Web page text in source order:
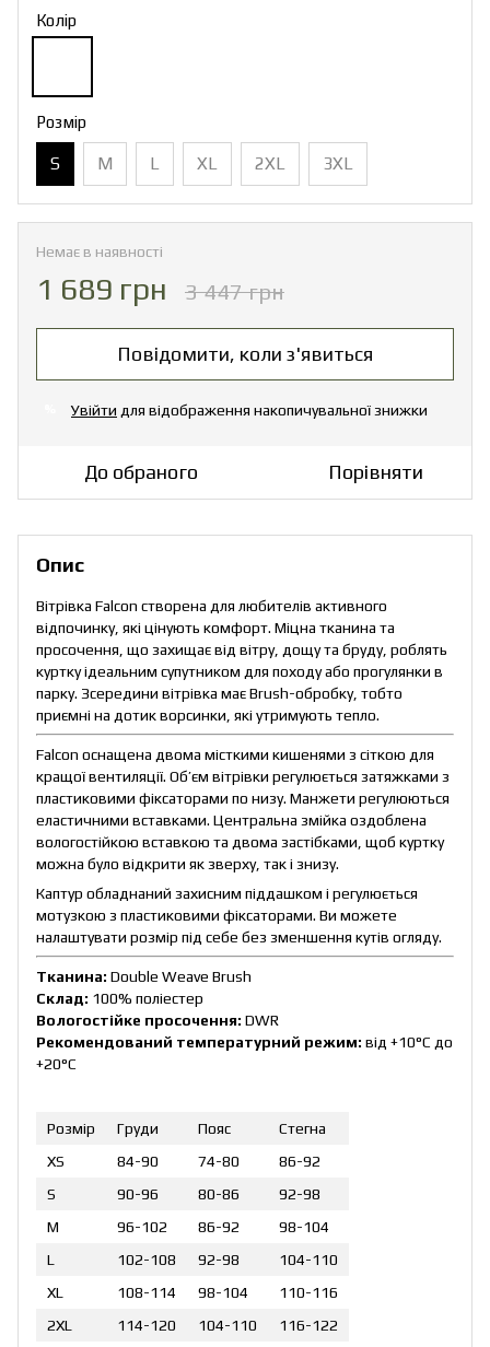
Колір
Розмір
S M L XL 2XL 3XL
Немає в наявності
1 689 грн 3 447 грн
Повідомити, коли з'явиться
Увійти для відображення накопичувальної знижки
До обраного Порівняти
Опис
Вітрівка Falcon створена для любителів активного
відпочинку, які цінують комфорт. Міцна тканина та
просочення, що захищає від вітру, дощу та бруду, роблять
куртку ідеальним супутником для походу або прогулянки в
парку. Зсередини вітрівка має Brush-обробку, тобто
приємні на дотик ворсинки, які утримують тепло.
Falcon оснащена двома місткими кишенями з сіткою для
кращої вентиляції. Об’єм вітрівки регулюється затяжками з
пластиковими фіксаторами по низу. Манжети регулюються
еластичними вставками. Центральна змійка оздоблена
вологостійкою вставкою та двома застібками, щоб куртку
можна було відкрити як зверху, так і знизу.
Каптур обладнаний захисним піддашком і регулюється
мотузкою з пластиковими фіксаторами. Ви можете
налаштувати розмір під себе без зменшення кутів огляду.
Тканина: Double Weave Brush
Склад: 100% поліестер
Вологостійке просочення: DWR
Рекомендований температурний режим: від +10°C до
+20°C
Розмір Груди Пояс
Стегна
XS
84-90 74-80
86-92
S
90-96 80-86
92-98
M
96-102 86-92
98-104
L
102-108 92-98
104-110
XL
108-114 98-104
110-116
2XL
114-120 104-110
116-122